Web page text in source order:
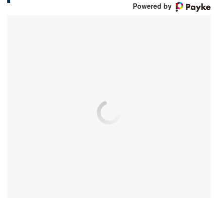
Powered by